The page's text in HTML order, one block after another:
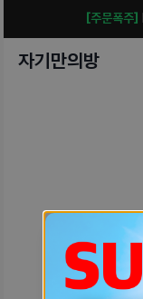
[주문폭주]
자기만의방